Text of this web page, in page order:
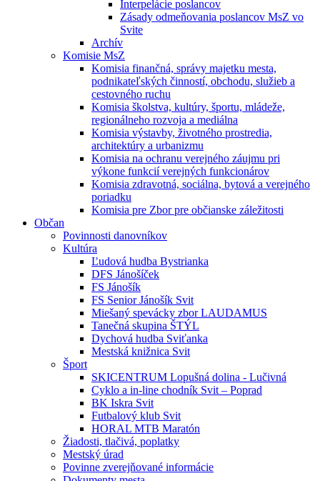
Interpelácie poslancov
Zásady odmeňovania poslancov MsZ vo
Svite
Archív
Komisie MsZ
Komisia finančná, správy majetku mesta,
podnikateľských činností, obchodu, služieb a
cestovného ruchu
Komisia školstva, kultúry, športu, mládeže,
regionálneho rozvoja a mediálna
Komisia výstavby, životného prostredia,
architektúry a urbanizmu
Komisia na ochranu verejného záujmu pri
výkone funkcií verejných funkcionárov
Komisia zdravotná, sociálna, bytová a verejného
poriadku
Komisia pre Zbor pre občianske záležitosti
Občan
Povinnosti danovníkov
Kultúra
Ľudová hudba Bystrianka
DFS Jánošíček
FS Jánošík
FS Senior Jánošík Svit
Miešaný spevácky zbor LAUDAMUS
Tanečná skupina ŠTÝL
Dychová hudba Sviťanka
Mestská knižnica Svit
Šport
SKICENTRUM Lopušná dolina - Lučivná
Cyklo a in-line chodník Svit – Poprad
BK Iskra Svit
Futbalový klub Svit
HORAL MTB Maratón
Žiadosti, tlačivá, poplatky
Mestský úrad
Povinne zverejňované informácie